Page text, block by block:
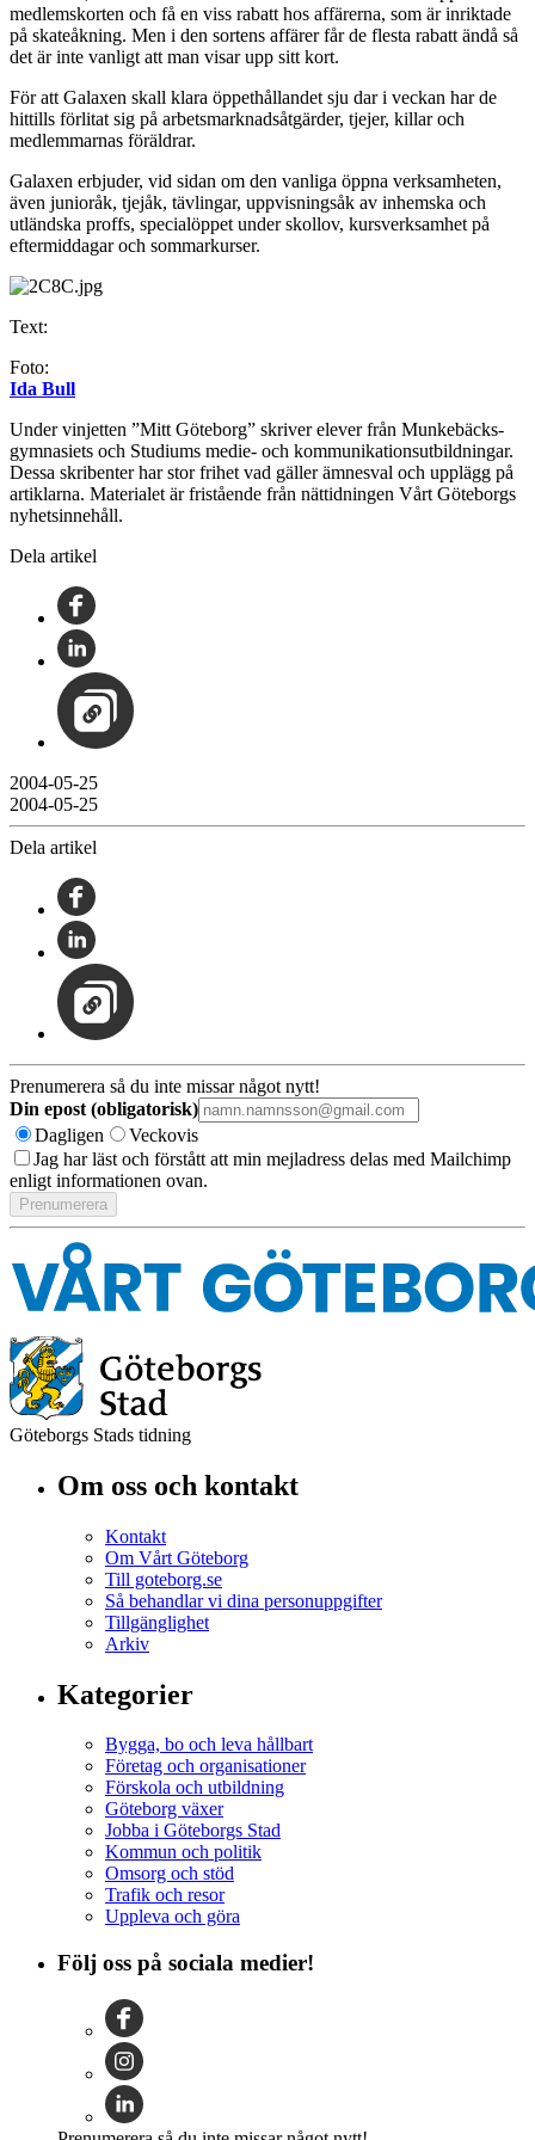
medlemskorten och få en viss rabatt hos affärerna, som är inriktade
på skateåkning. Men i den sortens affärer får de flesta rabatt ändå så
det är inte vanligt att man visar upp sitt kort.
För att Galaxen skall klara öppethållandet sju dar i veckan har de
hittills förlitat sig på arbetsmarknadsåtgärder, tjejer, killar och
medlemmarnas föräldrar.
Galaxen erbjuder, vid sidan om den vanliga öppna verksamheten,
även junioråk, tjejåk, tävlingar, uppvisningsåk av inhemska och
utländska proffs, specialöppet under skollov, kursverksamhet på
eftermiddagar och sommarkurser.
Text:
Foto:
Ida Bull
Under vinjetten ”Mitt Göteborg” skriver elever från Munkebäcks-
gymnasiets och Studiums medie- och kommunikationsutbildningar.
Dessa skribenter har stor frihet vad gäller ämnesval och upplägg på
artiklarna. Materialet är fristående från nättidningen Vårt Göteborgs
nyhetsinnehåll.
Dela artikel
2004-05-25
2004-05-25
Dela artikel
Prenumerera så du inte missar något nytt!
Din epost (obligatorisk)
Dagligen
Veckovis
Jag har läst och förstått att min mejladress delas med Mailchimp
enligt informationen ovan.
Göteborgs Stads tidning
Om oss och kontakt
Kontakt
Om Vårt Göteborg
Till goteborg.se
Så behandlar vi dina personuppgifter
Tillgänglighet
Arkiv
Kategorier
Bygga, bo och leva hållbart
Företag och organisationer
Förskola och utbildning
Göteborg växer
Jobba i Göteborgs Stad
Kommun och politik
Omsorg och stöd
Trafik och resor
Uppleva och göra
Följ oss på sociala medier!